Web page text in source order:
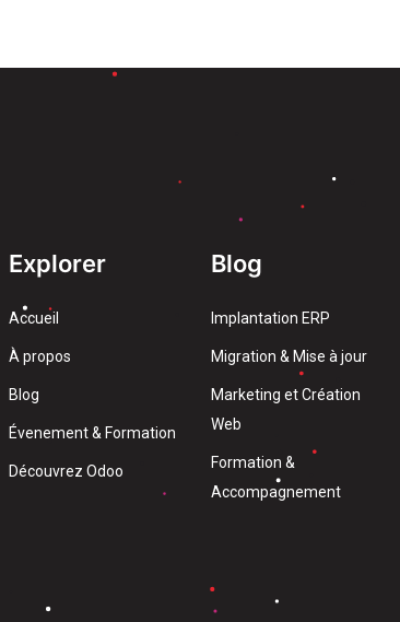
Blog
Implantation ERP
Migration & Mise à jour
Marketing et Création
Web
Formation &
Accompagnement
Explorer
Accueil
À propos
Blog
Évenement & Formation
Découvrez Odoo